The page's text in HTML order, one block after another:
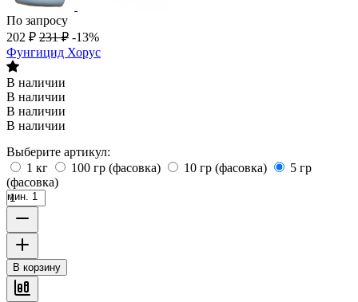
По запросу
202 ₽ 231 ₽ -13%
Фунгицид Хорус
В наличии
В наличии
В наличии
В наличии
Выберите артикул:
1 кг
100 гр (фасовка) 10 гр (фасовка)
5 гр
(фасовка)
мин. 1
В корзину